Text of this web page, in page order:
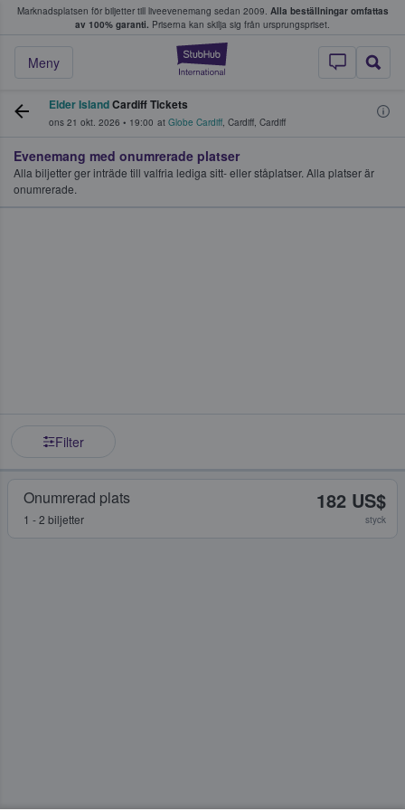
Marknadsplatsen för biljetter till liveevenemang sedan 2009. Alla beställningar omfattas
av 100% garanti. Priserna kan skilja sig från ursprungspriset.
StubHub – där
Meny
köper och säljer biljetter.
Elder IslandCardiff Tickets
ons 21 okt. 2026 • 19:00 at Globe Cardiff, Cardiff, Cardiff
Evenemang med onumrerade platser
Alla biljetter ger inträde till valfria lediga sitt- eller ståplatser. Alla platser är
onumrerade.
Filter
Onumrerad plats
1 - 2 biljetter
182 US$
styck